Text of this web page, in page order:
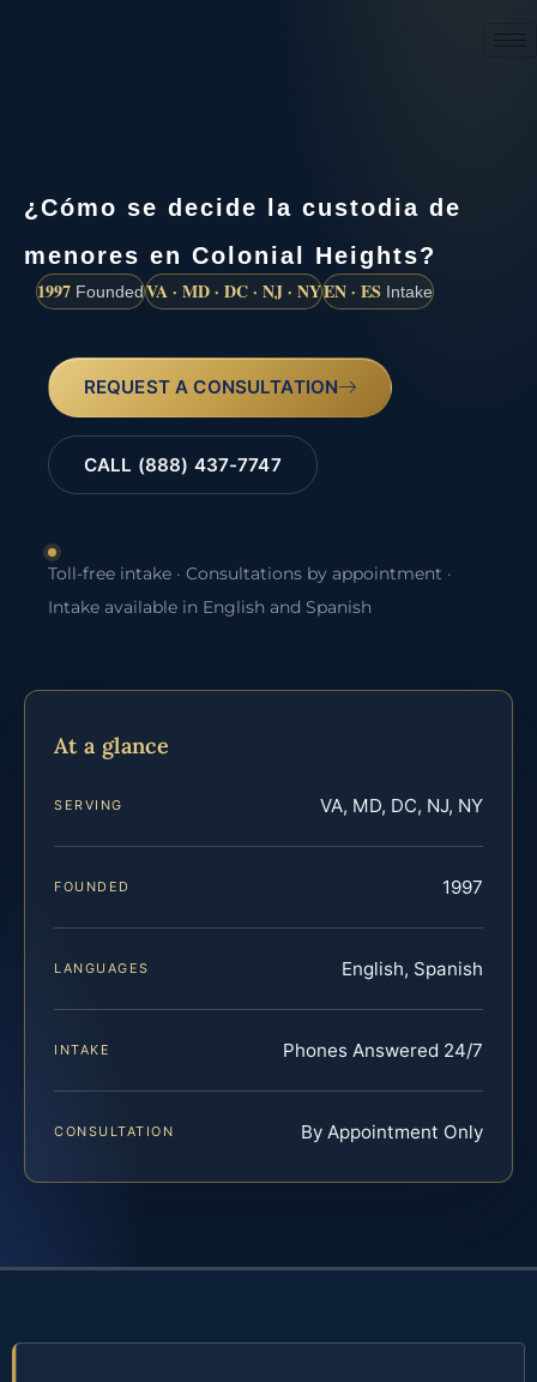
¿Cómo se decide la custodia de
menores en Colonial Heights?
1997 FoundedVA · MD · DC · NJ · NYEN · ES Intake
REQUEST A CONSULTATION
CALL (888) 437-7747
Toll-free intake · Consultations by appointment ·
Intake available in English and Spanish
At a glance
SERVING VA, MD, DC, NJ, NY
FOUNDED 1997
LANGUAGES English, Spanish
INTAKE Phones Answered 24/7
CONSULTATION By Appointment Only